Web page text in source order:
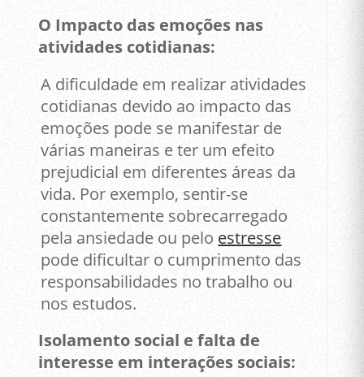
O Impacto das emoções nas
atividades cotidianas:
A dificuldade em realizar atividades
cotidianas devido ao impacto das
emoções pode se manifestar de
várias maneiras e ter um efeito
prejudicial em diferentes áreas da
vida. Por exemplo, sentir-se
constantemente sobrecarregado
pela ansiedade ou pelo estresse
pode dificultar o cumprimento das
responsabilidades no trabalho ou
nos estudos.
Isolamento social e falta de
interesse em interações sociais: